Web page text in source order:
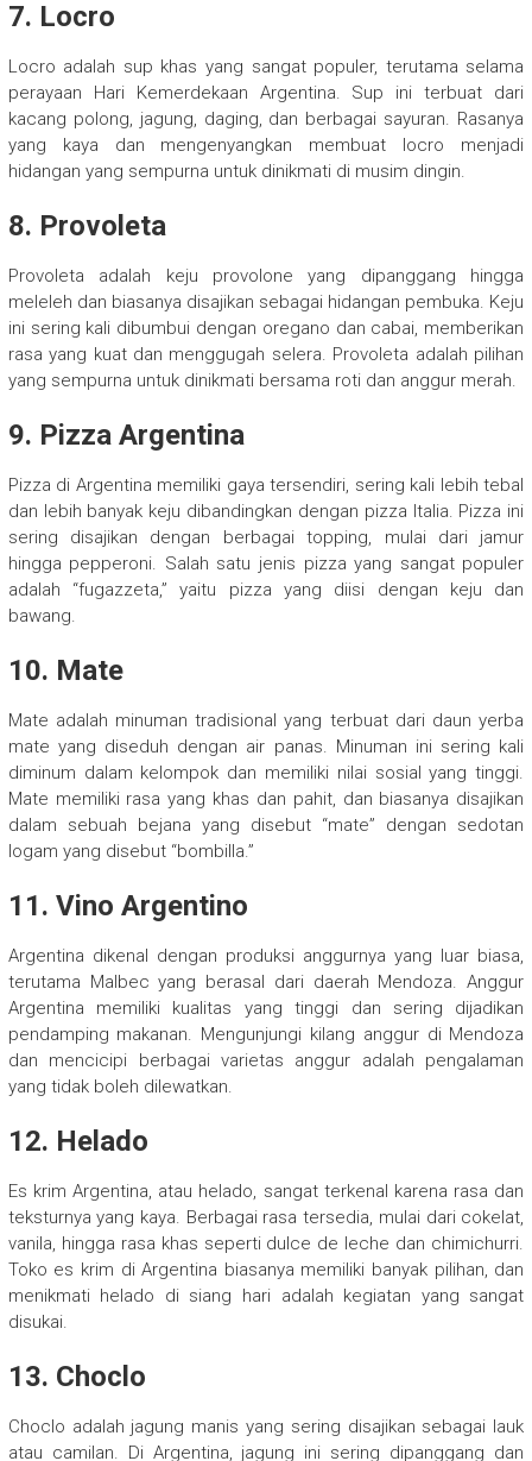
7. Locro
Locro adalah sup khas yang sangat populer, terutama selama
perayaan Hari Kemerdekaan Argentina. Sup ini terbuat dari
kacang polong, jagung, daging, dan berbagai sayuran. Rasanya
yang kaya dan mengenyangkan membuat locro menjadi
hidangan yang sempurna untuk dinikmati di musim dingin.
8. Provoleta
Provoleta adalah keju provolone yang dipanggang hingga
meleleh dan biasanya disajikan sebagai hidangan pembuka. Keju
ini sering kali dibumbui dengan oregano dan cabai, memberikan
rasa yang kuat dan menggugah selera. Provoleta adalah pilihan
yang sempurna untuk dinikmati bersama roti dan anggur merah.
9. Pizza Argentina
Pizza di Argentina memiliki gaya tersendiri, sering kali lebih tebal
dan lebih banyak keju dibandingkan dengan pizza Italia. Pizza ini
sering disajikan dengan berbagai topping, mulai dari jamur
hingga pepperoni. Salah satu jenis pizza yang sangat populer
adalah “fugazzeta,” yaitu pizza yang diisi dengan keju dan
bawang.
10. Mate
Mate adalah minuman tradisional yang terbuat dari daun yerba
mate yang diseduh dengan air panas. Minuman ini sering kali
diminum dalam kelompok dan memiliki nilai sosial yang tinggi.
Mate memiliki rasa yang khas dan pahit, dan biasanya disajikan
dalam sebuah bejana yang disebut “mate” dengan sedotan
logam yang disebut “bombilla.”
11. Vino Argentino
Argentina dikenal dengan produksi anggurnya yang luar biasa,
terutama Malbec yang berasal dari daerah Mendoza. Anggur
Argentina memiliki kualitas yang tinggi dan sering dijadikan
pendamping makanan. Mengunjungi kilang anggur di Mendoza
dan mencicipi berbagai varietas anggur adalah pengalaman
yang tidak boleh dilewatkan.
12. Helado
Es krim Argentina, atau helado, sangat terkenal karena rasa dan
teksturnya yang kaya. Berbagai rasa tersedia, mulai dari cokelat,
vanila, hingga rasa khas seperti dulce de leche dan chimichurri.
Toko es krim di Argentina biasanya memiliki banyak pilihan, dan
menikmati helado di siang hari adalah kegiatan yang sangat
disukai.
13. Choclo
Choclo adalah jagung manis yang sering disajikan sebagai lauk
atau camilan. Di Argentina, jagung ini sering dipanggang dan